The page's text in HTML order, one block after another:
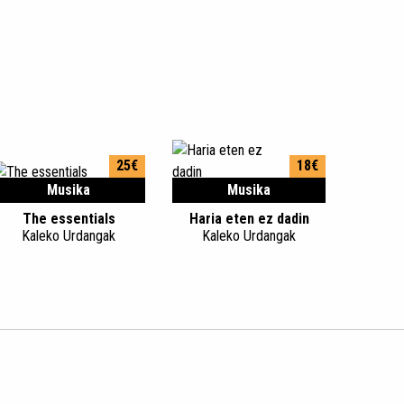
Musika
25€
The essentials
Kaleko Urdangak
Musika
18€
Haria eten ez dadin
Kaleko Urdangak